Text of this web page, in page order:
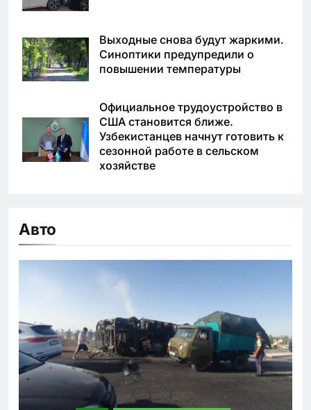
Выходные снова будут жаркими.
Синоптики предупредили о
повышении температуры
Официальное трудоустройство в
США становится ближе.
Узбекистанцев начнут готовить к
сезонной работе в сельском
хозяйстве
Авто